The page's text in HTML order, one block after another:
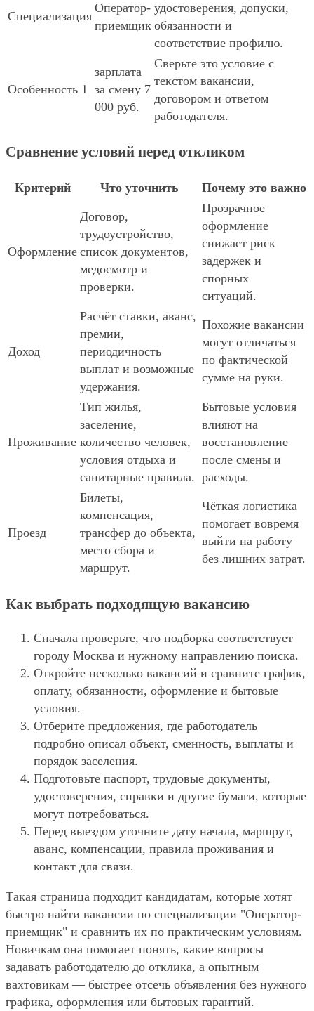
Специализация
Оператор-
приемщик
удостоверения, допуски,
обязанности и
соответствие профилю.
Особенность 1
зарплата
за смену 7
000 руб.
Сверьте это условие с
текстом вакансии,
договором и ответом
работодателя.
Сравнение условий перед откликом
Критерий Что уточнить Почему это важно
Оформление
Договор,
трудоустройство,
список документов,
медосмотр и
проверки.
Прозрачное
оформление
снижает риск
задержек и
спорных
ситуаций.
Доход
Расчёт ставки, аванс,
премии,
периодичность
выплат и возможные
удержания.
Похожие вакансии
могут отличаться
по фактической
сумме на руки.
Проживание
Тип жилья,
заселение,
количество человек,
условия отдыха и
санитарные правила.
Бытовые условия
влияют на
восстановление
после смены и
расходы.
Проезд
Билеты,
компенсация,
трансфер до объекта,
место сбора и
маршрут.
Чёткая логистика
помогает вовремя
выйти на работу
без лишних затрат.
Как выбрать подходящую вакансию
Сначала проверьте, что подборка соответствует
городу Москва и нужному направлению поиска.
Откройте несколько вакансий и сравните график,
оплату, обязанности, оформление и бытовые
условия.
Отберите предложения, где работодатель
подробно описал объект, сменность, выплаты и
порядок заселения.
Подготовьте паспорт, трудовые документы,
удостоверения, справки и другие бумаги, которые
могут потребоваться.
Перед выездом уточните дату начала, маршрут,
аванс, компенсации, правила проживания и
контакт для связи.
Такая страница подходит кандидатам, которые хотят
быстро найти вакансии по специализации "Оператор-
приемщик" и сравнить их по практическим условиям.
Новичкам она помогает понять, какие вопросы
задавать работодателю до отклика, а опытным
вахтовикам — быстрее отсечь объявления без нужного
графика, оформления или бытовых гарантий.